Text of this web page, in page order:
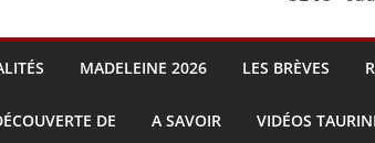
MADELEINE 2026 LES BRÈVES
DE A SAVOIR VIDÉOS